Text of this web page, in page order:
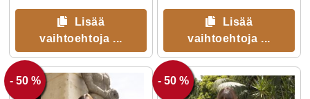
Lisää
vaihtoehtoja ...
Lisää
vaihtoehtoja ...
- 50 % - 50 %